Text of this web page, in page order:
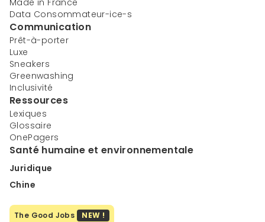
Made in France
Data Consommateur-ice-s
Communication
Prêt-à-porter
Luxe
Sneakers
Greenwashing
Inclusivité
Ressources
Lexiques
Glossaire
OnePagers
Santé humaine et environnementale
Juridique
Chine
The Good Jobs NEW !